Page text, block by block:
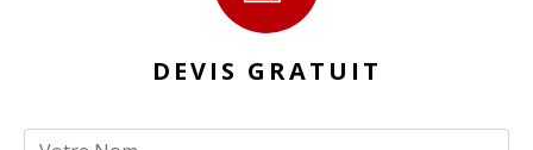
DEVIS GRATUIT